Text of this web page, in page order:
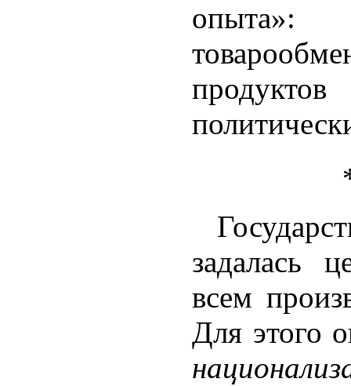
опыта»:
задалась
всем
Для этого